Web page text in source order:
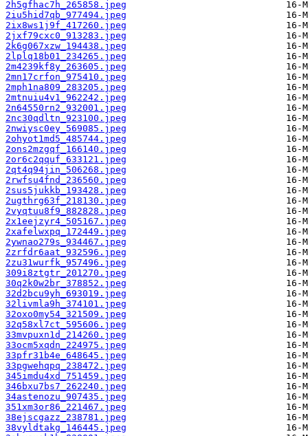
2h5gfhac7h_265858.jpeg
2iu5hid7qb_977494.jpeg
2ix8ws1j9f_417260.jpeg
2jxf79cxc0_913283.jpeg
2k6g067xzw_194438.jpeg
2lplq18b01_234265.jpeg
2m4239kf8y_263605.jpeg
2mn17crfon_975410.jpeg
2mph1na809_283205.jpeg
2mtnuiu4v1_962242.jpeg
2n64550rn2_932001.jpeg
2nc30qdltn_923100.jpeg
2nwiysc0ey_569085.jpeg
2ohyot1md5_485744.jpeg
2ons2mzgqf_166140.jpeg
2or6c2qquf_633121.jpeg
2qt4q94jin_506268.jpeg
2rwfsu4fnd_236560.jpeg
2sus5jukkb_193428.jpeg
2ugthrg63f_218130.jpeg
2vyqtuu8f9_882828.jpeg
2x1eejzyr4_505167.jpeg
2xafelwxpq_172449.jpeg
2ywnao279s_934467.jpeg
2zrfdr6aat_932596.jpeg
2zu31wurfk_957496.jpeg
309i8ztgtr_201270.jpeg
30q2k0w2br_378852.jpeg
32d2bcu9yh_693019.jpeg
32livmla9h_374101.jpeg
32oxo0my54_321509.jpeg
32q58xl7ct_595606.jpeg
33mvpuxn1d_214260.jpeg
33ocm5xqdn_224975.jpeg
33pfr31b4e_648645.jpeg
33pgwehqpq_238472.jpeg
345imdu4xd_751459.jpeg
346bxu7bs7_262240.jpeg
34astenozu_907435.jpeg
351xm3or86_221467.jpeg
38ejscgazz_238781.jpeg
38vyldtakg_146445.jpeg